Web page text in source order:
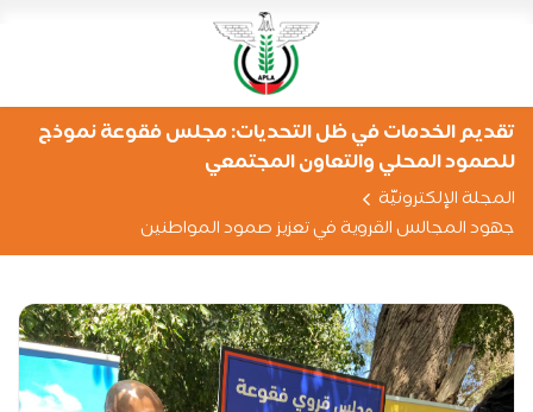
تقديم الخدمات في ظل التحديات: مجلس فقوعة نموذج
للصمود المحلي والتعاون المجتمعي
المجلة الإلكترونيّة
جهود المجالس القروية في تعزيز صمود المواطنين